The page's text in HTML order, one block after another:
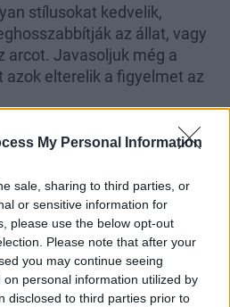
My Personal Information
sale, sharing to third parties, or
or sensitive information for
please use the below opt-out
Please note that after your
you may continue seeing
personal information utilized by
disclosed to third parties prior to
stílusokat kedvelik,
az állat, vagy
arcot. Javasoljuk még a
elterelik a figyelmet az